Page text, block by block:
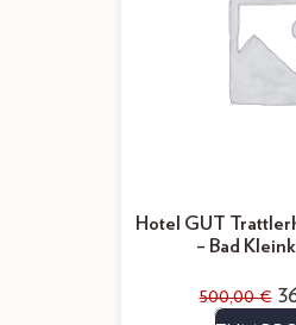
Hotel GUT
– Bad
500,00€